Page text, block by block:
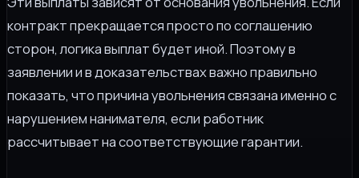
контракт прекращается просто по соглашению
сторон, логика выплат будет иной. Поэтому в
заявлении и в доказательствах важно правильно
показать, что причина увольнения связана именно с
нарушением нанимателя, если работник
рассчитывает на соответствующие гарантии.